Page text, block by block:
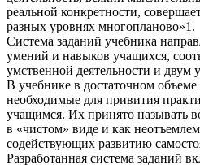
реальной конкретности,
разных уровнях многопланово»1.
Система заданий учебника
умений и навыков учащихся,
умственной деятельности и двум
В учебнике в достаточном объеме
необходимые для привития
учащимся. Их принято называть
в «чистом» виде и как
содействующих развитию
Разработанная система заданий